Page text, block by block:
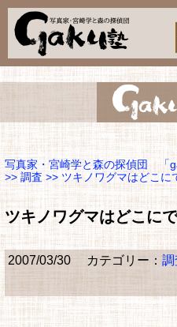
写真家・宮崎学と森の探偵団 「
>> 調査 >> ツキノワグマはどこに
ツキノワグマはどこに
2007/03/30 カテゴリー： 調